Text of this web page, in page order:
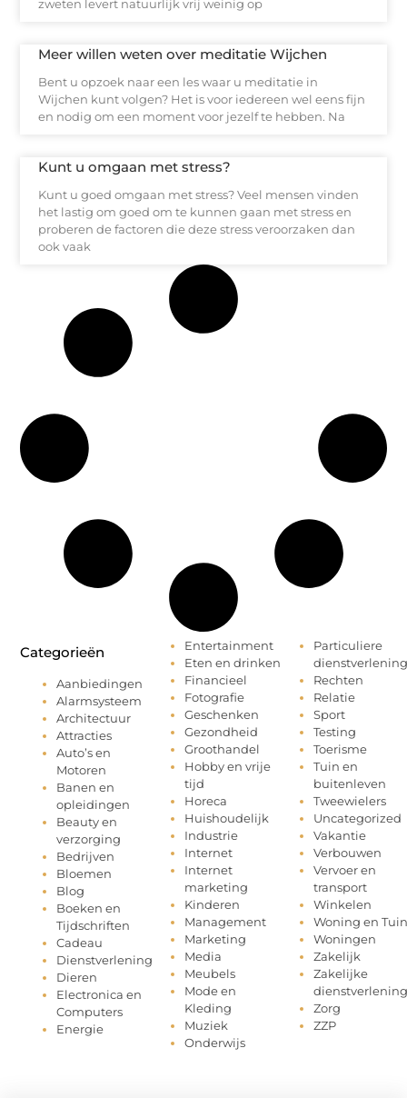
zweten levert natuurlijk vrij weinig op
Meer willen weten over meditatie Wijchen
Bent u opzoek naar een les waar u meditatie in
Wijchen kunt volgen? Het is voor iedereen wel eens fijn
en nodig om een moment voor jezelf te hebben. Na
Kunt u omgaan met stress?
Kunt u goed omgaan met stress? Veel mensen vinden
het lastig om goed om te kunnen gaan met stress en
proberen de factoren die deze stress veroorzaken dan
ook vaak
Categorieën
Aanbiedingen
Alarmsysteem
Architectuur
Attracties
Auto’s en
Motoren
Banen en
opleidingen
Beauty en
verzorging
Bedrijven
Bloemen
Blog
Boeken en
Tijdschriften
Cadeau
Dienstverlening
Dieren
Electronica en
Computers
Energie
Entertainment
Eten en drinken
Financieel
Fotografie
Geschenken
Gezondheid
Groothandel
Hobby en vrije
tijd
Horeca
Huishoudelijk
Industrie
Internet
Internet
marketing
Kinderen
Management
Marketing
Media
Meubels
Mode en
Kleding
Muziek
Onderwijs
Particuliere
dienstverlening
Rechten
Relatie
Sport
Testing
Toerisme
Tuin en
buitenleven
Tweewielers
Uncategorized
Vakantie
Verbouwen
Vervoer en
transport
Winkelen
Woning en Tuin
Woningen
Zakelijk
Zakelijke
dienstverlening
Zorg
ZZP